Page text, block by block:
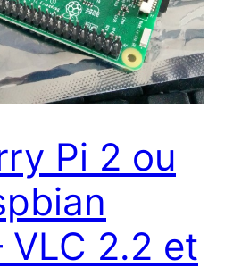
Pi 2 ou
VLC 2.2 et